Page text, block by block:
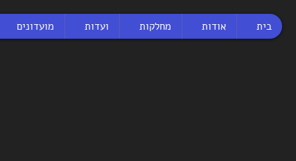
בית אודות מחלקות ועדות מועדונים